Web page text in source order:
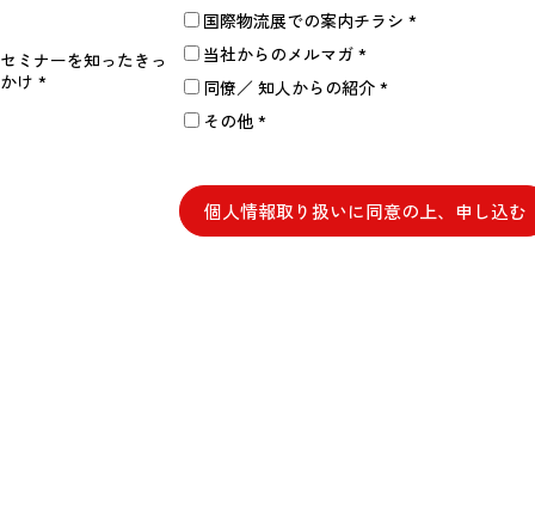
セミナーを知ったきっ
かけ
国際物流展での案内チラシ
当社からのメルマガ
同僚／ 知人からの紹介
その他